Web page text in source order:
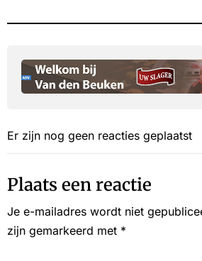
Er zijn nog geen reacties geplaatst
Plaats een reactie
Je e-mailadres wordt niet
zijn gemarkeerd met *